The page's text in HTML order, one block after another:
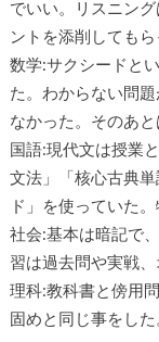
でいい。リスニン
ントを添削してもら
数学:サクシードと
た。わからない問
なかった。そのあ
国語:現代文は授業
文法」「核心古典
ド」を使っていた
社会:基本は暗記で
習は過去問や実戦
理科:教科書と傍用
固めと同じ事をした